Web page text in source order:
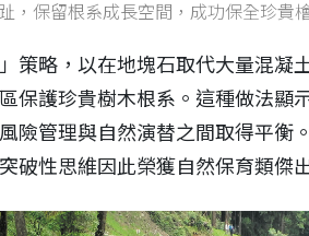
，保留根系成長空間，成功保全珍貴
策略，以在地塊石取代大量混凝
保護珍貴樹木根系。這種做法顯
險管理與自然演替之間取得平衡
破性思維因此榮獲自然保育類傑